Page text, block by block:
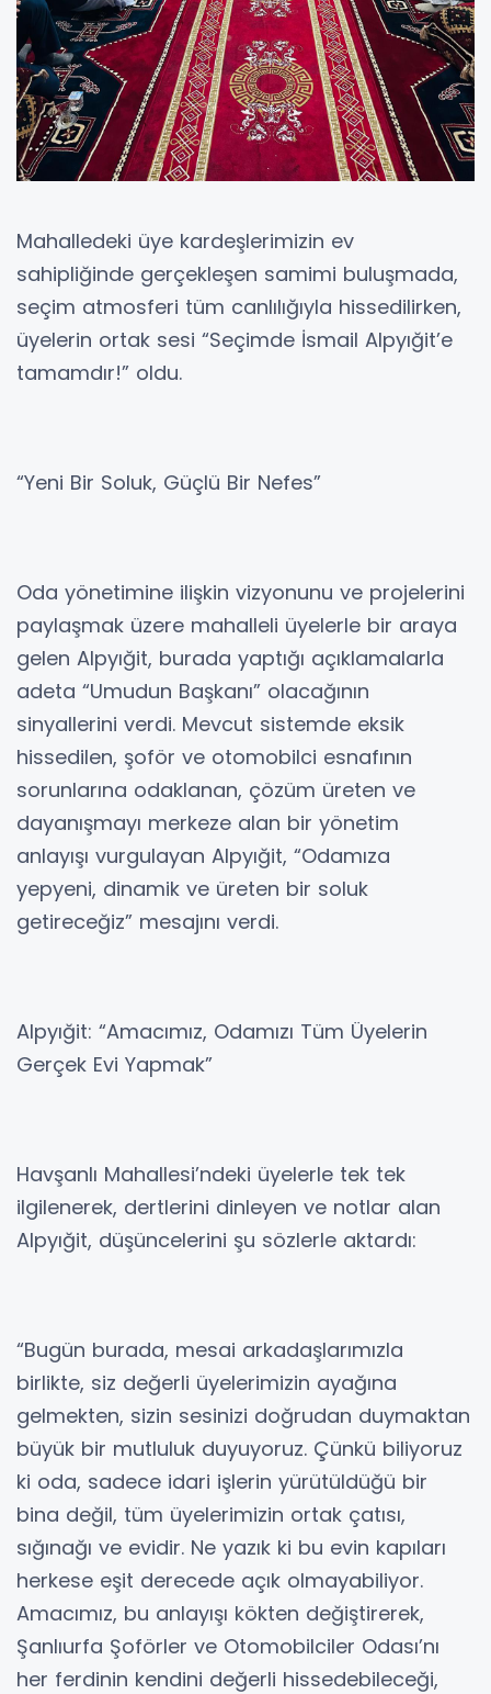
Mahalledeki üye kardeşlerimizin ev
sahipliğinde gerçekleşen samimi buluşmada,
seçim atmosferi tüm canlılığıyla hissedilirken,
üyelerin ortak sesi “Seçimde İsmail Alpyığit’e
tamamdır!” oldu.
“Yeni Bir Soluk, Güçlü Bir Nefes”
Oda yönetimine ilişkin vizyonunu ve projelerini
paylaşmak üzere mahalleli üyelerle bir araya
gelen Alpyığit, burada yaptığı açıklamalarla
adeta “Umudun Başkanı” olacağının
sinyallerini verdi. Mevcut sistemde eksik
hissedilen, şoför ve otomobilci esnafının
sorunlarına odaklanan, çözüm üreten ve
dayanışmayı merkeze alan bir yönetim
anlayışı vurgulayan Alpyığit, “Odamıza
yepyeni, dinamik ve üreten bir soluk
getireceğiz” mesajını verdi.
Alpyığit: “Amacımız, Odamızı Tüm Üyelerin
Gerçek Evi Yapmak”
Havşanlı Mahallesi’ndeki üyelerle tek tek
ilgilenerek, dertlerini dinleyen ve notlar alan
Alpyığit, düşüncelerini şu sözlerle aktardı:
“Bugün burada, mesai arkadaşlarımızla
birlikte, siz değerli üyelerimizin ayağına
gelmekten, sizin sesinizi doğrudan duymaktan
büyük bir mutluluk duyuyoruz. Çünkü biliyoruz
ki oda, sadece idari işlerin yürütüldüğü bir
bina değil, tüm üyelerimizin ortak çatısı,
sığınağı ve evidir. Ne yazık ki bu evin kapıları
herkese eşit derecede açık olmayabiliyor.
Amacımız, bu anlayışı kökten değiştirerek,
Şanlıurfa Şoförler ve Otomobilciler Odası’nı
her ferdinin kendini değerli hissedebileceği,